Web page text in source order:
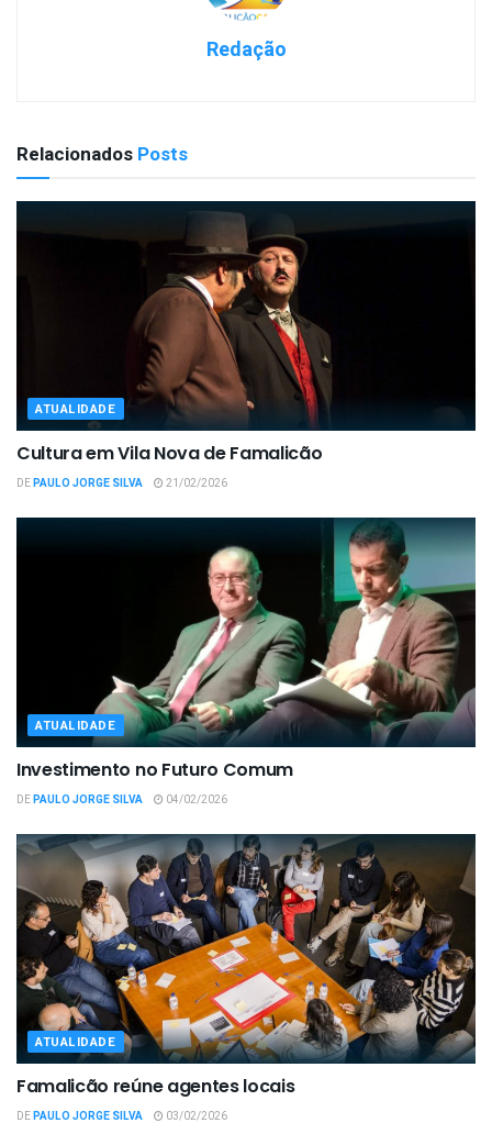
Redação
Relacionados Posts
ATUALIDADE
Cultura em Vila Nova de Famalicão
DEPAULO JORGE SILVA 21/02/2026
ATUALIDADE
Investimento no Futuro Comum
DEPAULO JORGE SILVA 04/02/2026
ATUALIDADE
Famalicão reúne agentes locais
DEPAULO JORGE SILVA 03/02/2026